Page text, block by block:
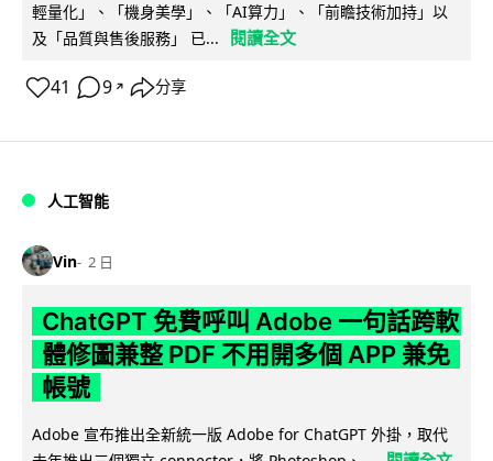
輕量化」、「機身美學」、「AI算力」、「前瞻技術加持」以
及「品質與售後服務」 已...
閱讀全文
41 9 ↗ 分享
人工智能
Vin 2 日
ChatGPT 免費呼叫 Adobe 一句話跨軟
體修圖兼整 PDF 不用開多個 APP 兼免
帳號
Adobe 宣布推出全新統一版 Adobe for ChatGPT 外掛，取代